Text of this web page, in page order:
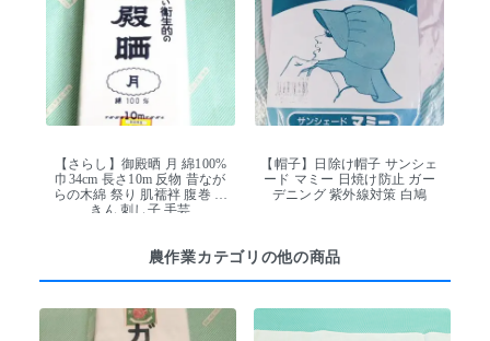
【さらし】御殿晒 月 綿100%
巾34cm 長さ10m 反物 昔なが
らの木綿 祭り 肌襦袢 腹巻 ふ
きん 刺し子 手芸
【帽子】日除け帽子 サンシェ
ード マミー 日焼け防止 ガー
デニング 紫外線対策 白鳩
農作業カテゴリの他の商品